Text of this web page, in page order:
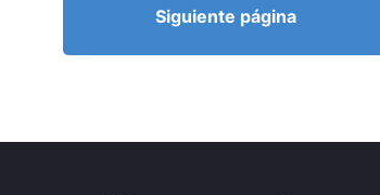
Siguiente página